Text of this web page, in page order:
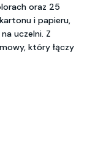
oraz 25
i papieru,
uczelni. Z
który łączy